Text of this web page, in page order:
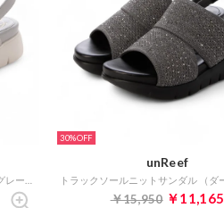
30%
unReef
￥15,950 ￥11,165